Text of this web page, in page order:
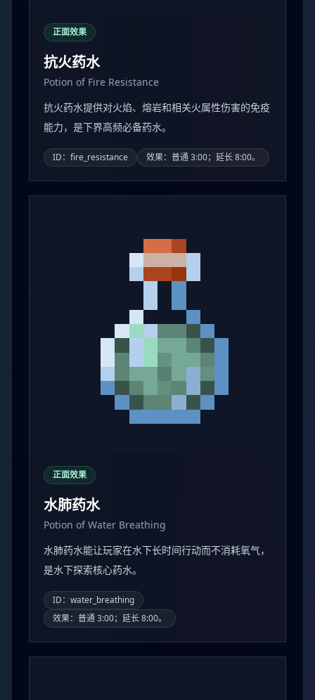
正面效果
抗火药水
Potion of Fire Resistance
抗火药水提供对火焰、熔岩和相关火属性伤害的免疫
能力，是下界高频必备药水。
ID：fire_resistance 效果：普通 3:00；延长 8:00。
正面效果
水肺药水
Potion of Water Breathing
水肺药水能让玩家在水下长时间行动而不消耗氧气，
是水下探索核心药水。
ID：water_breathing
效果：普通 3:00；延长 8:00。